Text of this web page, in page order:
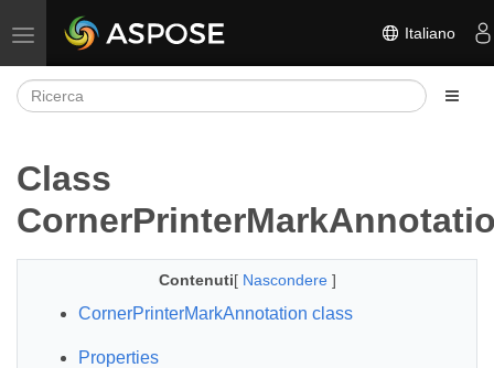
Attiva/disattiva la navigazione Italiano
Class
Contenuti[ Nascondere ]
CornerPrinterMarkAnnotation class
Properties